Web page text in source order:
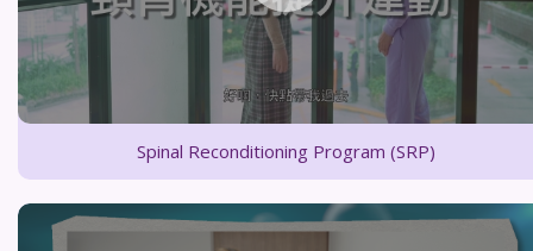
Spinal Reconditioning Program (SRP)